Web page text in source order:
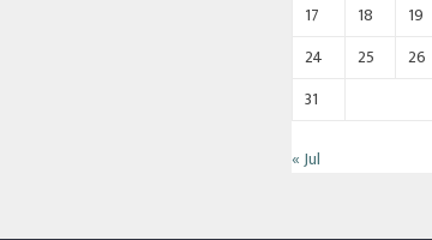
17
18 19
24
25 26
31
« Jul